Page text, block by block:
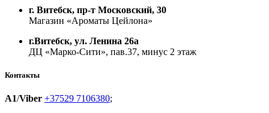
г. Витебск, пр-т Московский, 30
Магазин «Ароматы Цейлона»
г.Витебск, ул. Ленина 26а
ДЦ «Марко-Сити», пав.37, минус 2 этаж
Контакты
A1/Viber +37529 7106380;